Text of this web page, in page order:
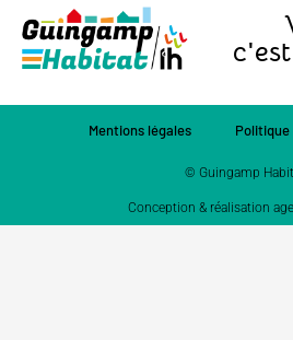
Mentions légales
© Guingamp
Conception & réalisation